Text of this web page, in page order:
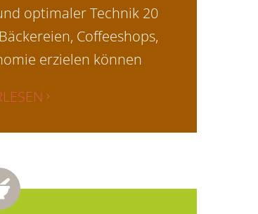
optimaler Technik 20
Coffeeshops,
erzielen können